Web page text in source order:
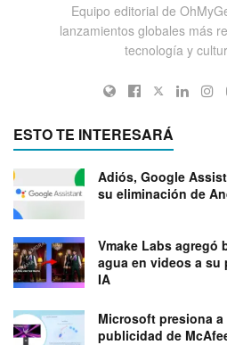
Equipo editorial de
lanzamientos globales más
tecnología y
ESTO TE INTERESARÁ
Adiós, Google
su eliminación de
Vmake Labs agregó
agua en videos a su
IA
Microsoft presiona
publicidad de